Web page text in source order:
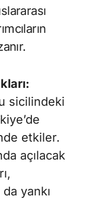
sicilindeki
etkiler.
açılacak
yankı